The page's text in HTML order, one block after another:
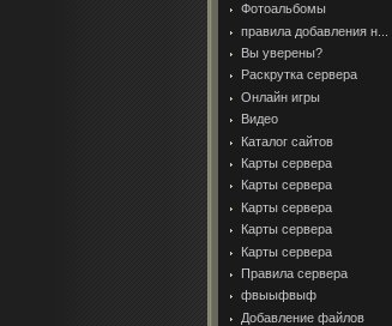
Фотоальбомы
правила добавления н...
Вы уверены?
Раскрутка сервера
Онлайн игры
Видео
Каталог сайтов
Карты сервера
Карты сервера
Карты сервера
Карты сервера
Карты сервера
Правила сервера
фвыыфвыф
Добавление файлов